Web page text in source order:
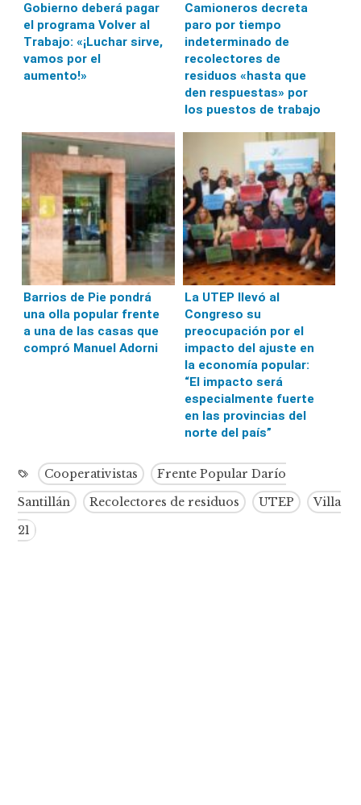
Gobierno deberá pagar
el programa Volver al
Trabajo: «¡Luchar sirve,
vamos por el
aumento!»
Camioneros decreta
paro por tiempo
indeterminado de
recolectores de
residuos «hasta que
den respuestas» por
los puestos de trabajo
Barrios de Pie pondrá
una olla popular frente
a una de las casas que
compró Manuel Adorni
La UTEP llevó al
Congreso su
preocupación por el
impacto del ajuste en
la economía popular:
“El impacto será
especialmente fuerte
en las provincias del
norte del país”
Cooperativistas
Frente Popular Darío
Santillán
Recolectores de residuos UTEP
Villa
21